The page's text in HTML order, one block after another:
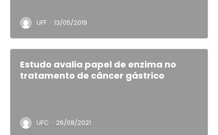
UFF · 13/05/2019
Estudo avalia papel de enzima no
tratamento de câncer gástrico
UFC · 26/08/2021